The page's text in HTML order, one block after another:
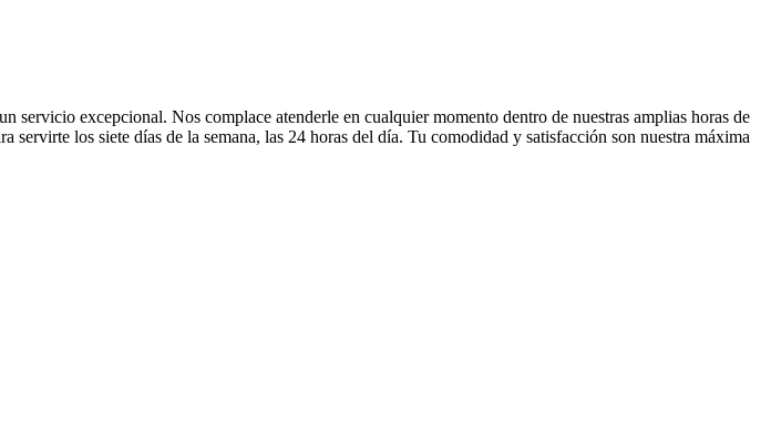
excepcional. Nos complace atenderle en cualquier momento dentro de nuestras amplias horas de
los siete días de la semana, las 24 horas del día. Tu comodidad y satisfacción son nuestra máxima